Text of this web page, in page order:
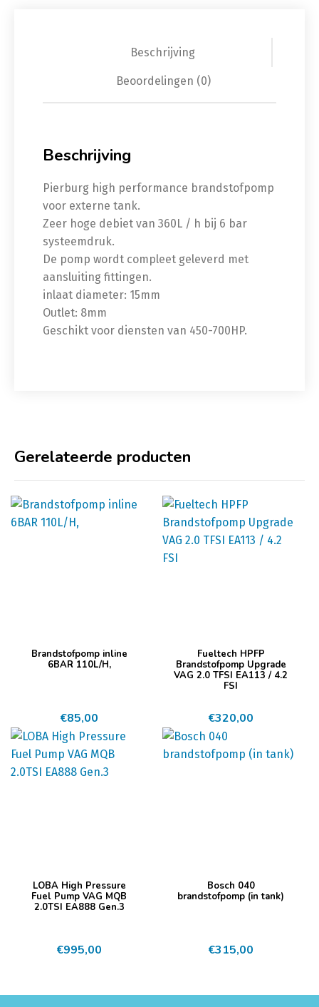
Beschrijving
Beoordelingen (0)
Beschrijving
Pierburg high performance brandstofpomp
voor externe tank.
Zeer hoge debiet van 360L / h bij 6 bar
systeemdruk.
De pomp wordt compleet geleverd met
aansluiting fittingen.
inlaat diameter: 15mm
Outlet: 8mm
Geschikt voor diensten van 450-700HP.
Gerelateerde producten
Brandstofpomp inline
6BAR 110L/H,
€85,00
Fueltech HPFP
Brandstofpomp Upgrade
VAG 2.0 TFSI EA113 / 4.2
FSI
€320,00
LOBA High Pressure
Fuel Pump VAG MQB
2.0TSI EA888 Gen.3
€995,00
Bosch 040
brandstofpomp (in tank)
€315,00